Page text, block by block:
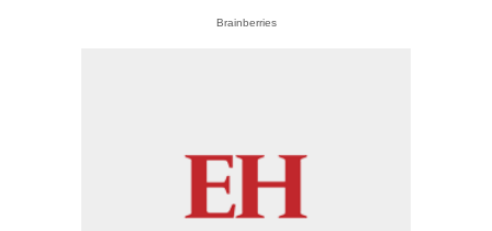
Brainberries